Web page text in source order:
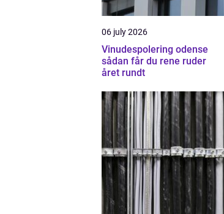
06 july 2026
Vinudespolering odense
sådan får du rene ruder
året rundt